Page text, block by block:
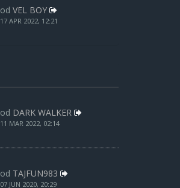
od VEL BOY
17 APR 2022, 12:21
od DARK WALKER
11 MAR 2022, 02:14
od TAJFUN983
07 JUN 2020, 20:29